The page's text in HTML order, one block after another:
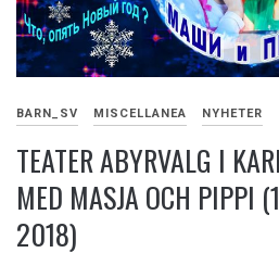
BARN_SV MISCELLANEA NYHETER
TEATER ABYRVALG I
MED MASJA OCH PIPPI
2018)